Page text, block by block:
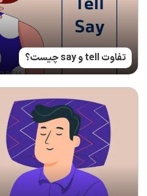
تفاوت tell و say چیست؟